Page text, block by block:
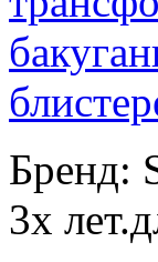
Бренд:
3х